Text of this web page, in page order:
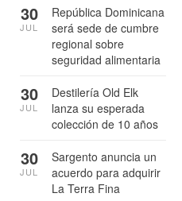
República Dominicana
será sede de cumbre
regional sobre
seguridad alimentaria
30
JUL
Destilería Old Elk
lanza su esperada
colección de 10 años
30
JUL
Sargento anuncia un
acuerdo para adquirir
La Terra Fina
30
JUL